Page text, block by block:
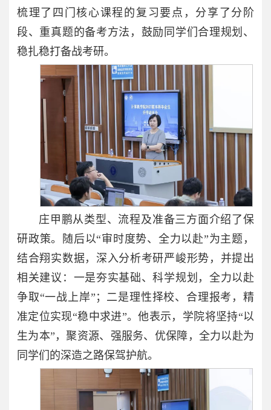
梳理了四门核心课程的复习要点，分享了分阶
段、重真题的备考方法，鼓励同学们合理规划、
稳扎稳打备战考研。
庄甲鹏从类型、流程及准备三方面介绍了保
研政策。随后以“审时度势、全力以赴”为主题，
结合翔实数据，深入分析考研严峻形势，并提出
相关建议：一是夯实基础、科学规划，全力以赴
争取“一战上岸”；二是理性择校、合理报考，精
准定位实现“稳中求进”。他表示，学院将坚持“以
生为本”，聚资源、强服务、优保障，全力以赴为
同学们的深造之路保驾护航。